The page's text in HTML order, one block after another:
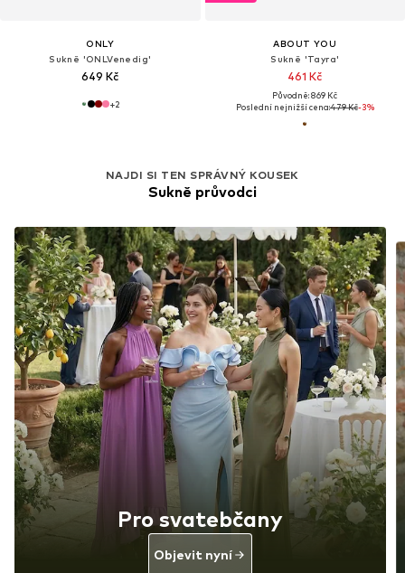
ONLY
Sukně 'ONLVenedig'
649 Kč
+2
ABOUT YOU
Sukně 'Tayra'
461 Kč
Původně: 869 Kč
Poslední nejnižší cena:479 Kč-3%
NAJDI SI TEN SPRÁVNÝ KOUSEK
Sukně průvodci
Pro svatebčany
Objevit nyní